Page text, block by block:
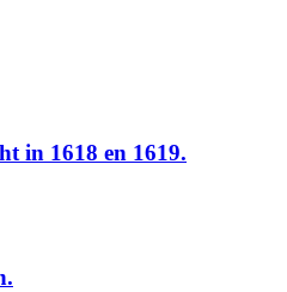
in 1618 en 1619.